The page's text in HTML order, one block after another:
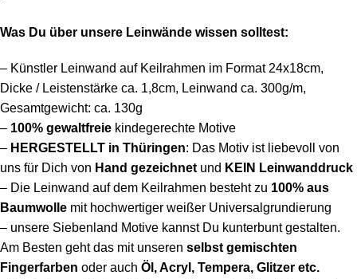
Was Du über unsere Leinwände wissen solltest:
– Künstler Leinwand auf Keilrahmen im Format 24x18cm,
Dicke / Leistenstärke ca. 1,8cm, Leinwand ca. 300g/m,
Gesamtgewicht: ca. 130g
– 100% gewaltfreie kindegerechte Motive
– HERGESTELLT in Thüringen: Das Motiv ist liebevoll von
uns für Dich von Hand gezeichnet und KEIN Leinwanddruck
– Die Leinwand auf dem Keilrahmen bestehtzu 100% aus
Baumwolle mit hochwertiger weißer Universalgrundierung
– unsere Siebenland Motive kannst Du kunterbunt gestalten.
Am Besten geht das mit unseren selbst gemischten
Fingerfarben oder auch Öl, Acryl, Tempera, Glitzer etc.